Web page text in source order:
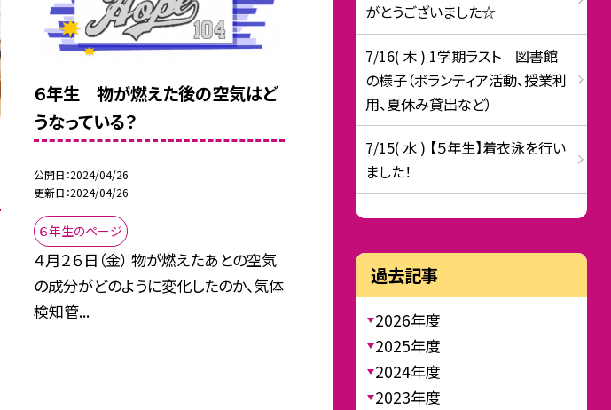
６年生 物が燃えた後の空気はど
うなっている？
公開日 2024/04/26
更新日 2024/04/26
６年生のページ
４月２６日（金） 物が燃えたあとの空気
の成分がどのように変化したのか、気体
検知管...
がとうございました☆
7/16( 木 ) 1学期ラスト 図書館
の様子（ボランティア活動、授業利
用、夏休み貸出など）
7/15( 水 ) 【５年生】着衣泳を行い
ました！
過去記事
2026年度
2025年度
2024年度
2023年度